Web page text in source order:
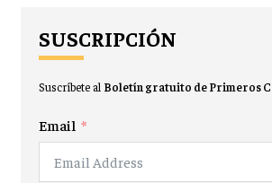
SUSCRIPCIÓN
Suscríbete al Boletín gratuito de Primeros
Email